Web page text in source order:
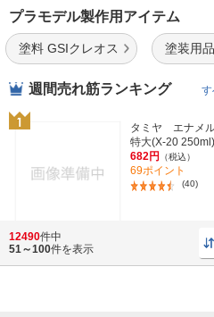
プラモデル製作用アイテム
塗料 GSIクレオス 塗装用
週間売れ筋ランキング す
タミヤ エナメ
特大(X-20 250ml)
682円
（税込）
69ポイント
(40)
12490件中
51～100件を表示